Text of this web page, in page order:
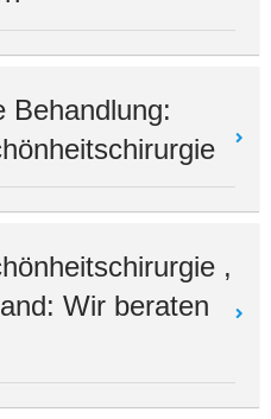
Behandlung:
,
Wir beraten